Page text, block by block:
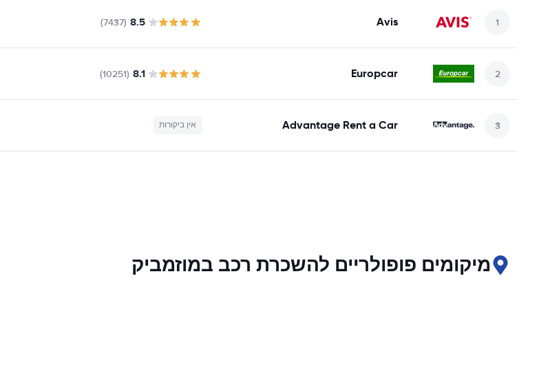
Avis
8.5
(7437)
Europcar
8.1
(10251)
Advantage Rent a Car אין ביקורות
מיקומים פופולריים להשכרת רכב במוזמביק